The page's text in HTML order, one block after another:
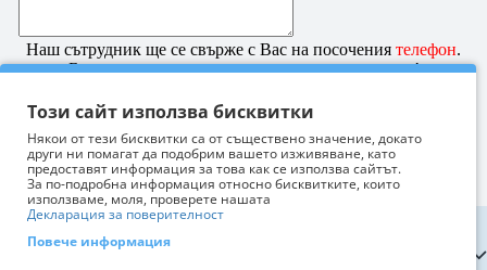
Информация
Този сайт използва бисквитки
Някои от тези бисквитки са от съществено значение, докато
други ни помагат да подобрим вашето изживяване, като
предоставят информация за това как се използва сайтът.
За по-подробна информация относно бисквитките, които
използваме, моля, проверете нашата
Декларация за поверителност
Повече информация